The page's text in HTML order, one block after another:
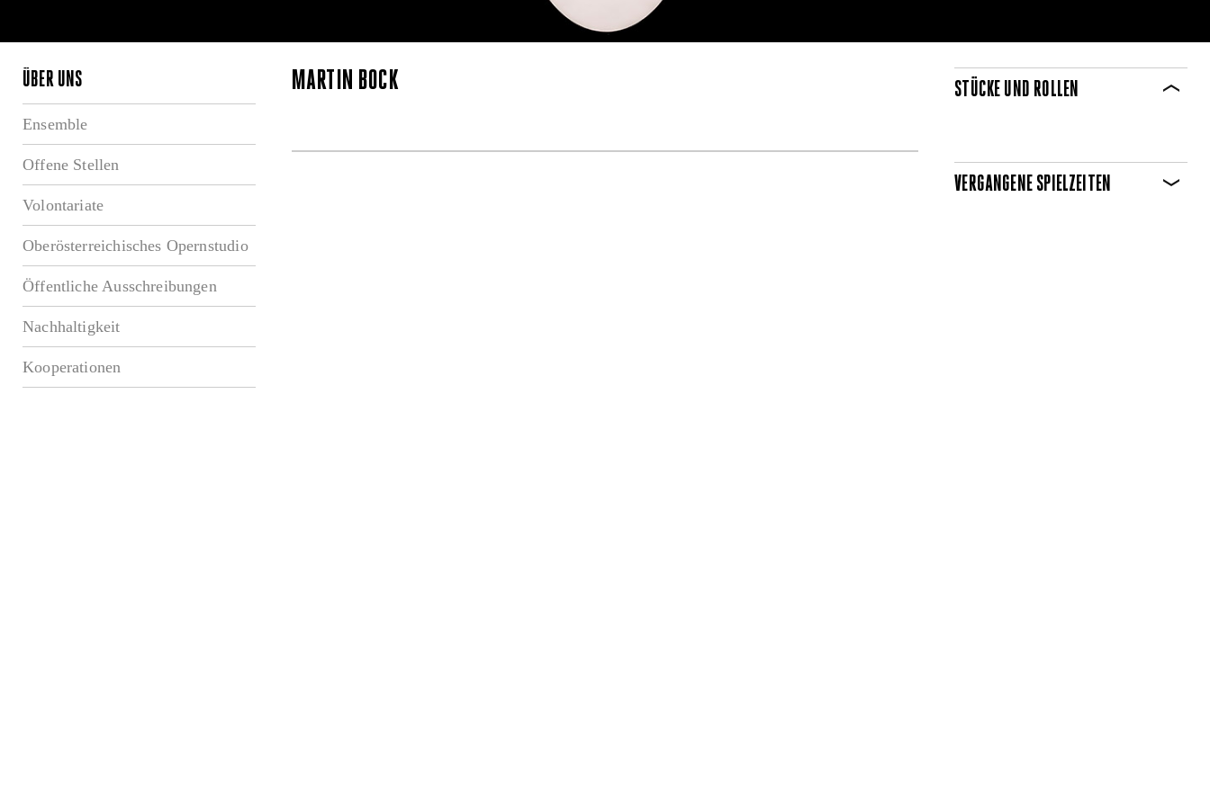
ÜBER UNS
Ensemble
Offene Stellen
Volontariate
Oberösterreichisches Opernstudio
Öffentliche Ausschreibungen
Nachhaltigkeit
Kooperationen
MARTIN BÖCK STÜCKE UND ROLLEN
VERGANGENE SPIELZEITEN